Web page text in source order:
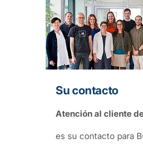
Su contacto
Atención al cliente
es su contacto para